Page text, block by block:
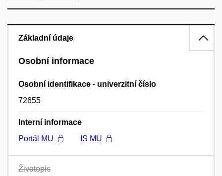
Základní údaje
Osobní informace
Osobní identifikace - univerzitní číslo
72655
Interní informace
Portál MU
IS MU
Životopis